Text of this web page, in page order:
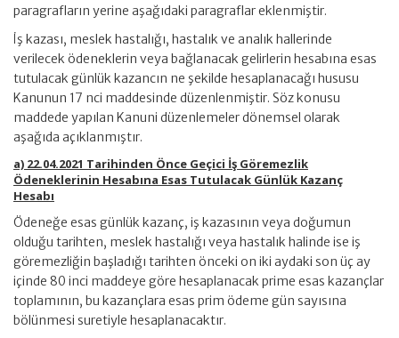
paragrafların yerine aşağıdaki paragraflar eklenmiştir.
İş kazası, meslek hastalığı, hastalık ve analık hallerinde
verilecek ödeneklerin veya bağlanacak gelirlerin hesabına esas
tutulacak günlük kazancın ne şekilde hesaplanacağı hususu
Kanunun 17 nci maddesinde düzenlenmiştir. Söz konusu
maddede yapılan Kanuni düzenlemeler dönemsel olarak
aşağıda açıklanmıştır.
a) 22.04.2021 Tarihinden Önce Geçici İş Göremezlik
Ödeneklerinin Hesabına Esas Tutulacak Günlük Kazanç
Hesabı
Ödeneğe esas günlük kazanç, iş kazasının veya doğumun
olduğu tarihten, meslek hastalığı veya hastalık halinde ise iş
göremezliğin başladığı tarihten önceki on iki aydaki son üç ay
içinde 80 inci maddeye göre hesaplanacak prime esas kazançlar
toplamının, bu kazançlara esas prim ödeme gün sayısına
bölünmesi suretiyle hesaplanacaktır.